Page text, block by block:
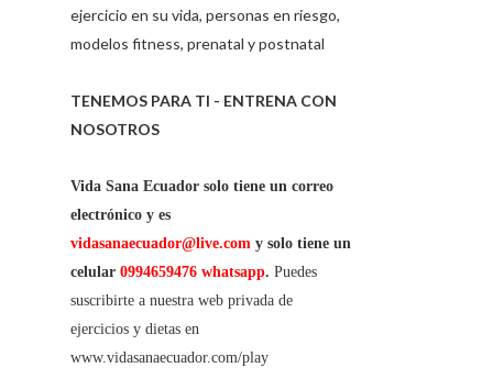
ejercicio en su vida, personas en riesgo,
modelos fitness, prenatal y postnatal
TENEMOS PARA TI - ENTRENA CON
NOSOTROS
Vida Sana Ecuador solo tiene un correo
electrónico y es
vidasanaecuador@live.com y solo tiene un
celular 0994659476 whatsapp. Puedes
suscribirte a nuestra web privada de
ejercicios y dietas en
www.vidasanaecuador.com/play